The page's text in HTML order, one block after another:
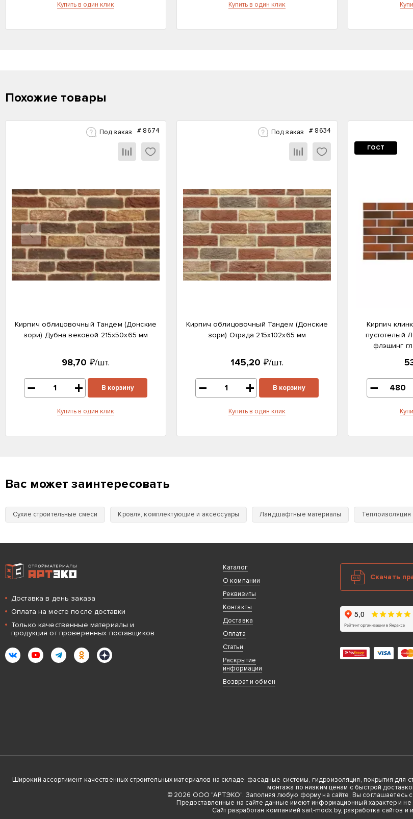
Купить в один клик Купить в один клик
Похожие товары
Под заказ # 8674
Кирпич облицовочный Тандем (Донские
зори) Дубна вековой 215х50х65 мм
98,70 ₽/шт.
В корзину
Купить в один клик
Под заказ # 8634
Кирпич облицовочный Тандем (Донские
зори) Отрада 215х102х65 мм
145,20 ₽/шт.
В корзину
Купить в один клик
ГОСТ
Кирпич
пустотелый
флэшинг
Назад
Вас может заинтересовать
Сухие строительные смеси Кровля, комплектующие и аксессуары Ландшафтные материалы Теплоизоляция
Интернет-магазин строительных материалов «АРТЭКО»
Доставка в день заказа
Оплата на месте после доставки
Только качественные материалы и
продукция от проверенных поставщиков
ВКонтактеYouTubeTelegramОдноклассники
Яндекс.Дзен
Каталог
О компании
Реквизиты
Контакты
Доставка
Оплата
Статьи
Раскрытие
информации
Возврат и обмен
Скачать
Широкий ассортимент качественных строительных материалов на складе: фасадные системы, гидроизоляция, покрытия для
монтажа по низким ценам с быстрой
© 2026 ООО "АРТЭКО". Заполняя любую форму на сайте, Вы соглашаетесь с
Предоставленные на сайте данные имеют информационный характер и
Cайт разработан компанией sait-modx.by, разработка сайтов и